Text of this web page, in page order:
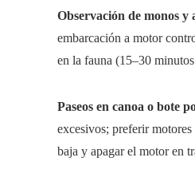
Observación de monos y
embarcación a motor
en la fauna (15–30
Paseos en canoa o bote
excesivos; preferir
baja y apagar el motor en